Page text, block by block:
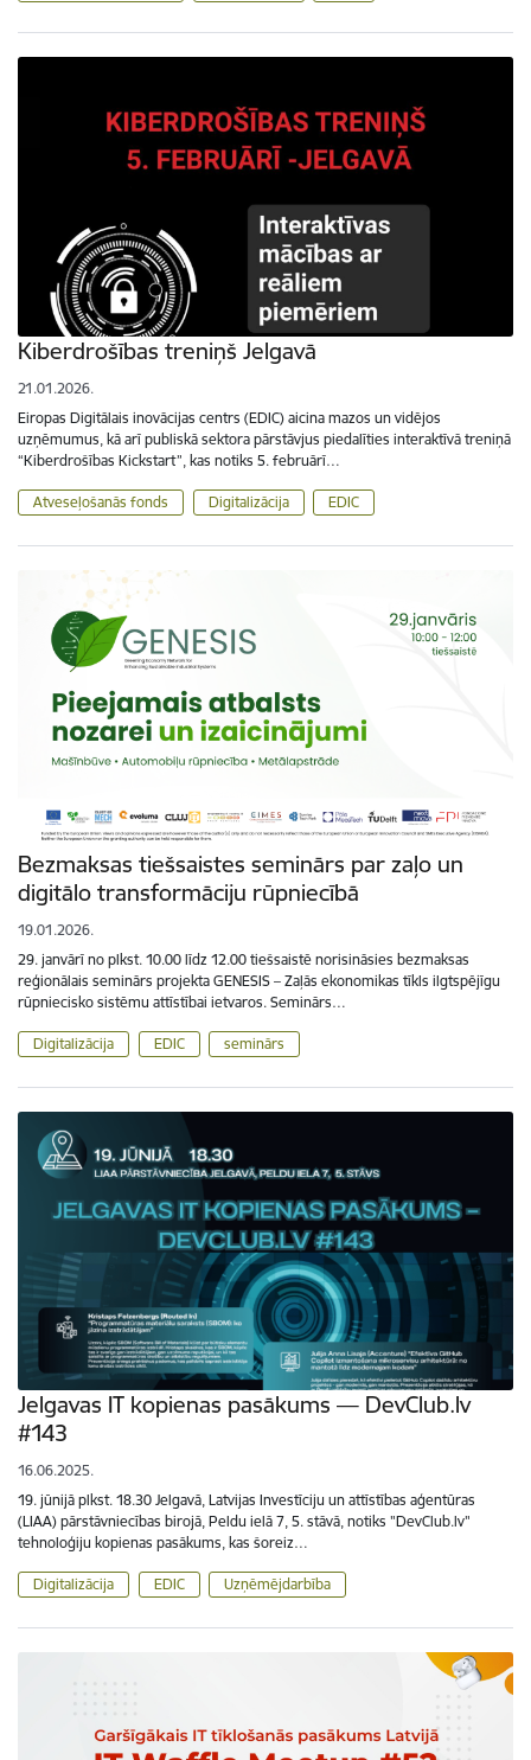
Kiberdrošības treniņš Jelgavā
21.01.2026.
Eiropas Digitālais inovācijas centrs (EDIC) aicina mazos un vidējos
uzņēmumus, kā arī publiskā sektora pārstāvjus piedalīties interaktīvā treniņā
“Kiberdrošības Kickstart”, kas notiks 5. februārī…
Atveseļošanās fonds Digitalizācija EDIC
Bezmaksas tiešsaistes seminārs par zaļo un
digitālo transformāciju rūpniecībā
19.01.2026.
29. janvārī no plkst. 10.00 līdz 12.00 tiešsaistē norisināsies bezmaksas
reģionālais seminārs projekta GENESIS – Zaļās ekonomikas tīkls ilgtspējīgu
rūpniecisko sistēmu attīstībai ietvaros. Seminārs…
Digitalizācija EDIC seminārs
Jelgavas IT kopienas pasākums — DevClub.lv
#143
16.06.2025.
19. jūnijā plkst. 18.30 Jelgavā, Latvijas Investīciju un attīstības aģentūras
(LIAA) pārstāvniecības birojā, Peldu ielā 7, 5. stāvā, notiks "DevClub.lv"
tehnoloģiju kopienas pasākums, kas šoreiz…
Digitalizācija EDIC Uzņēmējdarbība